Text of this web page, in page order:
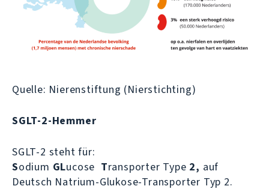
Quelle: Nierenstiftung (Nierstichting)
SGLT-2-Hemmer
SGLT-2 steht für:
Sodium GLucose Transporter Type 2, auf
Deutsch Natrium-Glukose-Transporter Typ 2.